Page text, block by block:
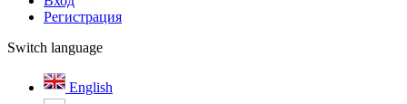
Регистрация
Switch language
English